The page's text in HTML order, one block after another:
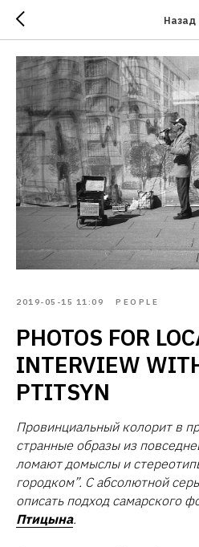
Назад
2019-05-15 11:09 PEOPLE
PHOTOS FOR
INTERVIEW
PTITSYN
Провинциальный колорит в
странные образы из
ломают домыслы и
городком”. С абсолютной
описать подход самарского
Птицына.